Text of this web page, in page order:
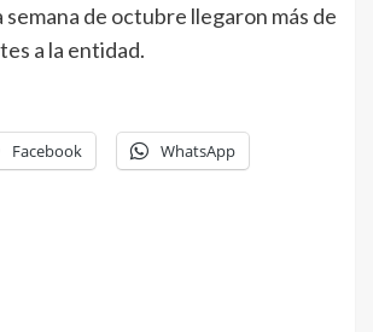
semana de octubre llegaron más de
a la entidad.
Facebook WhatsApp